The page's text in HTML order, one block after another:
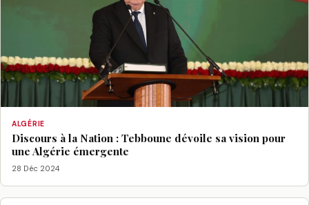
ALGÉRIE
Discours à la Nation : Tebboune dévoile sa vision pour
une Algérie émergente
28 Déc 2024